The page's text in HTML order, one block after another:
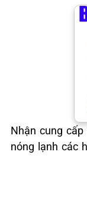
Nhận cung
nóng lạnh các